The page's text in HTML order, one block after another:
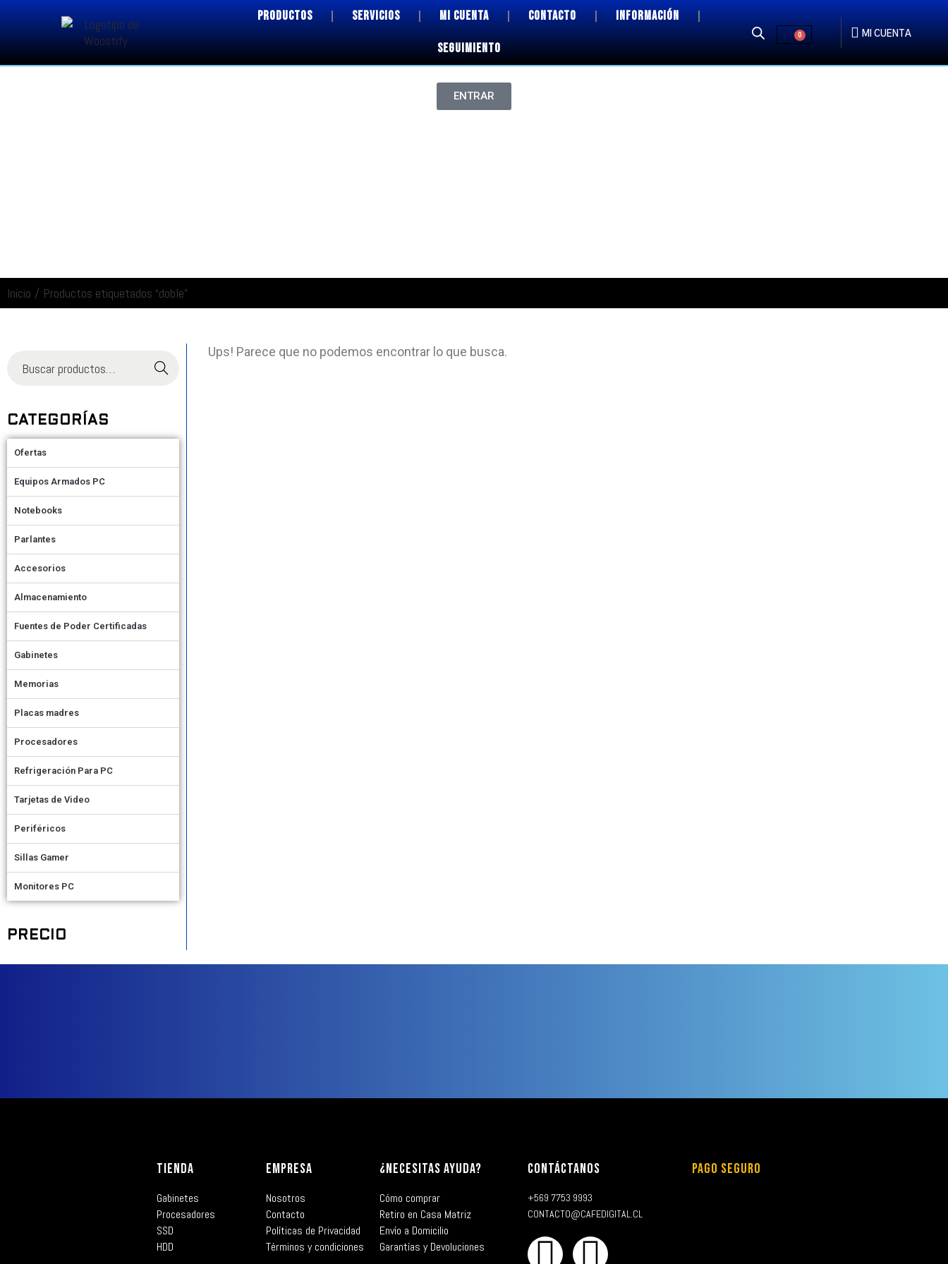
PRODUCTOS SERVICIOS MI CUENTA CONTACTO INFORMACIÓN
SEGUIMIENTO
0 MI CUENTA
ENTRAR
Inicio / Productos etiquetados “doble”
Buscar
CATEGORÍAS
Ofertas
Equipos Armados PC
Notebooks
Parlantes
Accesorios
Almacenamiento
Fuentes de Poder Certificadas
Gabinetes
Memorias
Placas madres
Procesadores
Refrigeración Para PC
Tarjetas de Video
Periféricos
Sillas Gamer
Monitores PC
PRECIO
Ups! Parece que no podemos encontrar lo que busca.
TIENDA
Gabinetes
Procesadores
SSD
HDD
EMPRESA
Nosotros
Contacto
Políticas de Privacidad
Términos y condiciones
¿NECESITAS AYUDA?
Cómo comprar
Retiro en Casa Matriz
Envío a Domicilio
Garantías y Devoluciones
CONTÁCTANOS
+569 7753 9993
CONTACTO@CAFEDIGITAL.CL
PAGO SEGURO